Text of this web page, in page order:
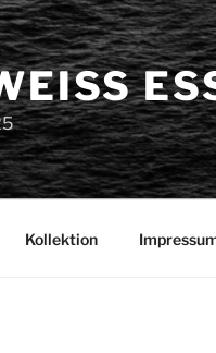
Kollektion